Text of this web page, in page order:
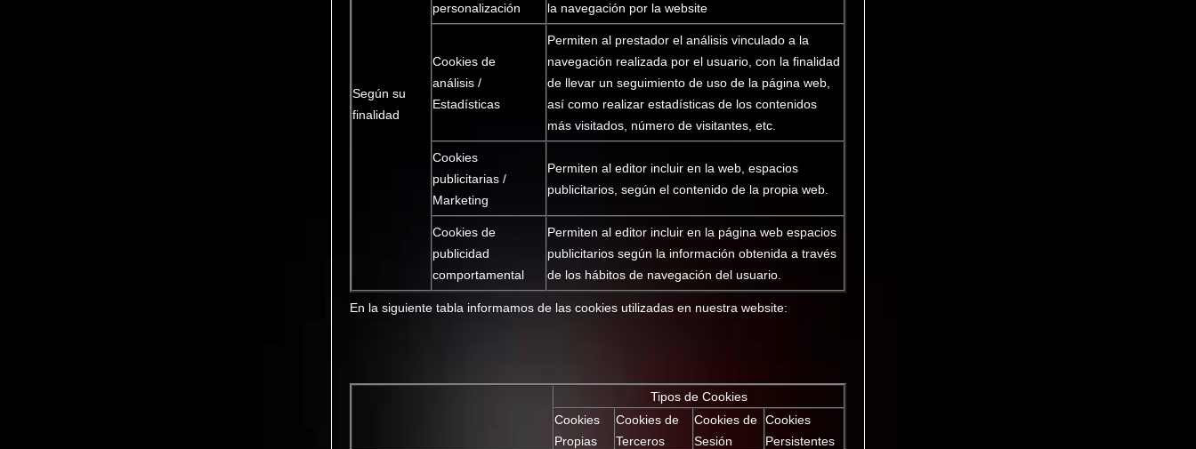
Según su
finalidad
personalización
la navegación por la website
Cookies de
análisis /
Estadísticas
Permiten al prestador el análisis vinculado a la
navegación realizada por el usuario, con la finalidad
de llevar un seguimiento de uso de la página web,
así como realizar estadísticas de los contenidos
más visitados, número de visitantes, etc.
Cookies
publicitarias /
Marketing
Permiten al editor incluir en la web, espacios
publicitarios, según el contenido de la propia web.
Cookies de
publicidad
comportamental
Permiten al editor incluir en la página web espacios
publicitarios según la información obtenida a través
de los hábitos de navegación del usuario.
En la siguiente tabla informamos de las cookies utilizadas en nuestra website:
Tipos de Cookies
Cookies
Propias
Cookies de
Terceros
Cookies de
Sesión
Cookies
Persistentes